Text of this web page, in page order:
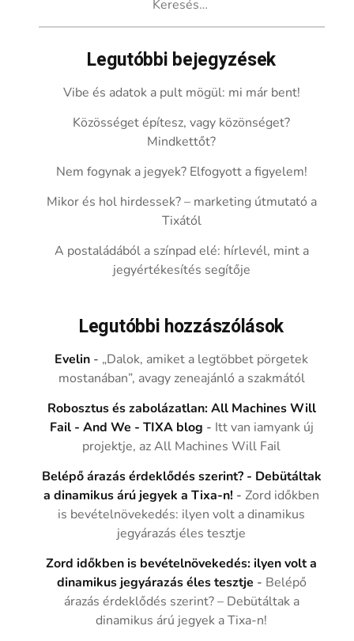
Legutóbbi bejegyzések
Vibe és adatok a pult mögül: mi már bent!
Közösséget építesz, vagy közönséget?
Mindkettőt?
Nem fogynak a jegyek? Elfogyott a figyelem!
Mikor és hol hirdessek? – marketing útmutató a
Tixától
A postaládából a színpad elé: hírlevél, mint a
jegyértékesítés segítője
Legutóbbi hozzászólások
Evelin - „Dalok, amiket a legtöbbet pörgetek
mostanában”, avagy zeneajánló a szakmától
Robosztus és zabolázatlan: All Machines Will
Fail - And We - TIXA blog - Itt van iamyank új
projektje, az All Machines Will Fail
Belépő árazás érdeklődés szerint? - Debütáltak
a dinamikus árú jegyek a Tixa-n! -Zord időkben
is bevételnövekedés: ilyen volt a dinamikus
jegyárazás éles tesztje
Zord időkben is bevételnövekedés: ilyen volt a
dinamikus jegyárazás éles tesztje - Belépő
árazás érdeklődés szerint? – Debütáltak a
dinamikus árú jegyek a Tixa-n!